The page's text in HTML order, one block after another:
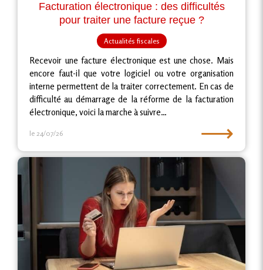
Facturation électronique : des difficultés
pour traiter une facture reçue ?
Actualités fiscales
Recevoir une facture électronique est une chose. Mais
encore faut-il que votre logiciel ou votre organisation
interne permettent de la traiter correctement. En cas de
difficulté au démarrage de la réforme de la facturation
électronique, voici la marche à suivre…
le 24/07/26 ⟶